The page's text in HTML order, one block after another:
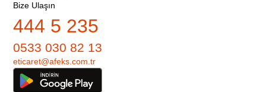
Bize Ulaşın
444 5 235
0533 030 82 13
eticaret@afeks.com.tr